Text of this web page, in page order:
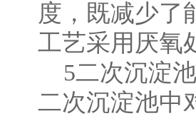
度，既减少了
工艺采用厌氧
5二次沉淀池
二次沉淀池中